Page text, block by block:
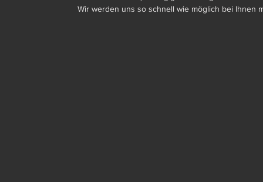
Wir werden uns so schnell wie möglich bei Ihnen